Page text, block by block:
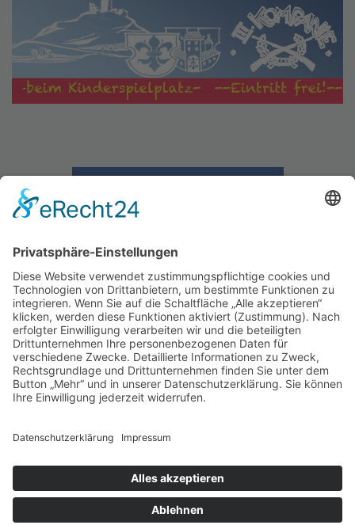
Schützenverein Warburg von 1591 e.V.
Impressum|Datenschutz
Werde Förderer des
Geht ganz einfach! Wir bedanken uns für deine
Hilfe!